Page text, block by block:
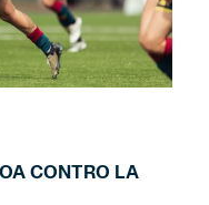
CONTRO LA